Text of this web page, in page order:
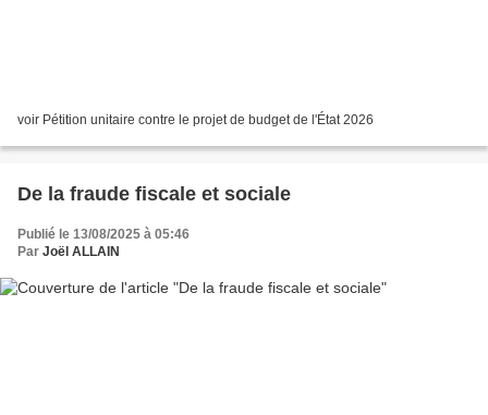
voir Pétition unitaire contre le projet de budget de l'État 2026
De la fraude fiscale et sociale
Publié le 13/08/2025 à 05:46
Par Joël ALLAIN